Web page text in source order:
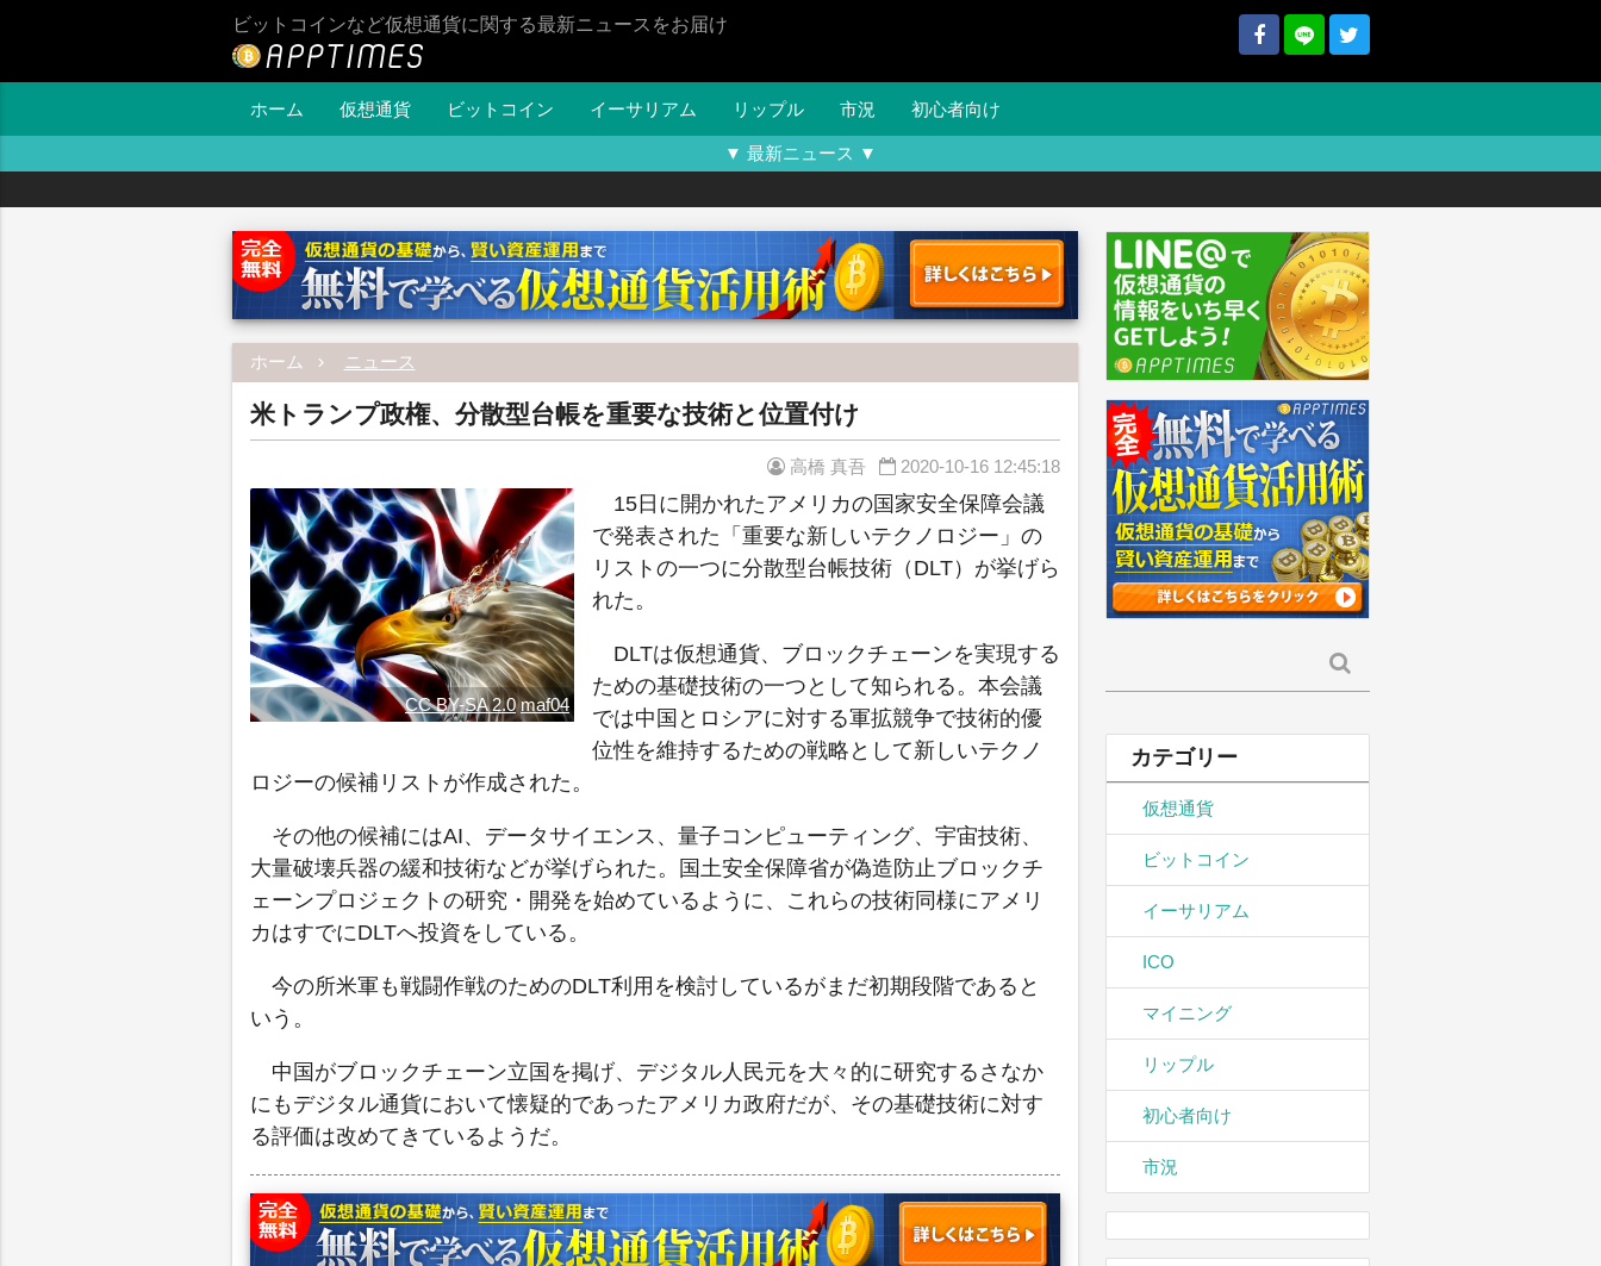
ビットコインなど仮想通貨に関する最新ニュースをお届け
ホーム 仮想通貨 ビットコイン イーサリアム リップル 市況 初心者向け
▼ 最新ニュース ▼
ホーム ニュース
米トランプ政権、分散型台帳を重要な技術と位置付け
高橋 真吾 2020-10-16 12:45:18
CC BY-SA 2.0 maf04
15日に開かれたアメリカの国家安全保障会議
で発表された「重要な新しいテクノロジー」の
リストの一つに分散型台帳技術（DLT）が挙げら
れた。
DLTは仮想通貨、ブロックチェーンを実現する
ための基礎技術の一つとして知られる。本会議
では中国とロシアに対する軍拡競争で技術的優
位性を維持するための戦略として新しいテクノ
ロジーの候補リストが作成された。
その他の候補にはAI、データサイエンス、量子コンピューティング、宇宙技術、
大量破壊兵器の緩和技術などが挙げられた。国土安全保障省が偽造防止ブロックチ
ェーンプロジェクトの研究・開発を始めているように、これらの技術同様にアメリ
カはすでにDLTへ投資をしている。
今の所米軍も戦闘作戦のためのDLT利用を検討しているがまだ初期段階であると
いう。
中国がブロックチェーン立国を掲げ、デジタル人民元を大々的に研究するさなか
にもデジタル通貨において懐疑的であったアメリカ政府だが、その基礎技術に対す
る評価は改めてきているようだ。
索:
カテゴリー
仮想通貨
ビットコイン
イーサリアム
ICO
マイニング
リップル
初心者向け
市況